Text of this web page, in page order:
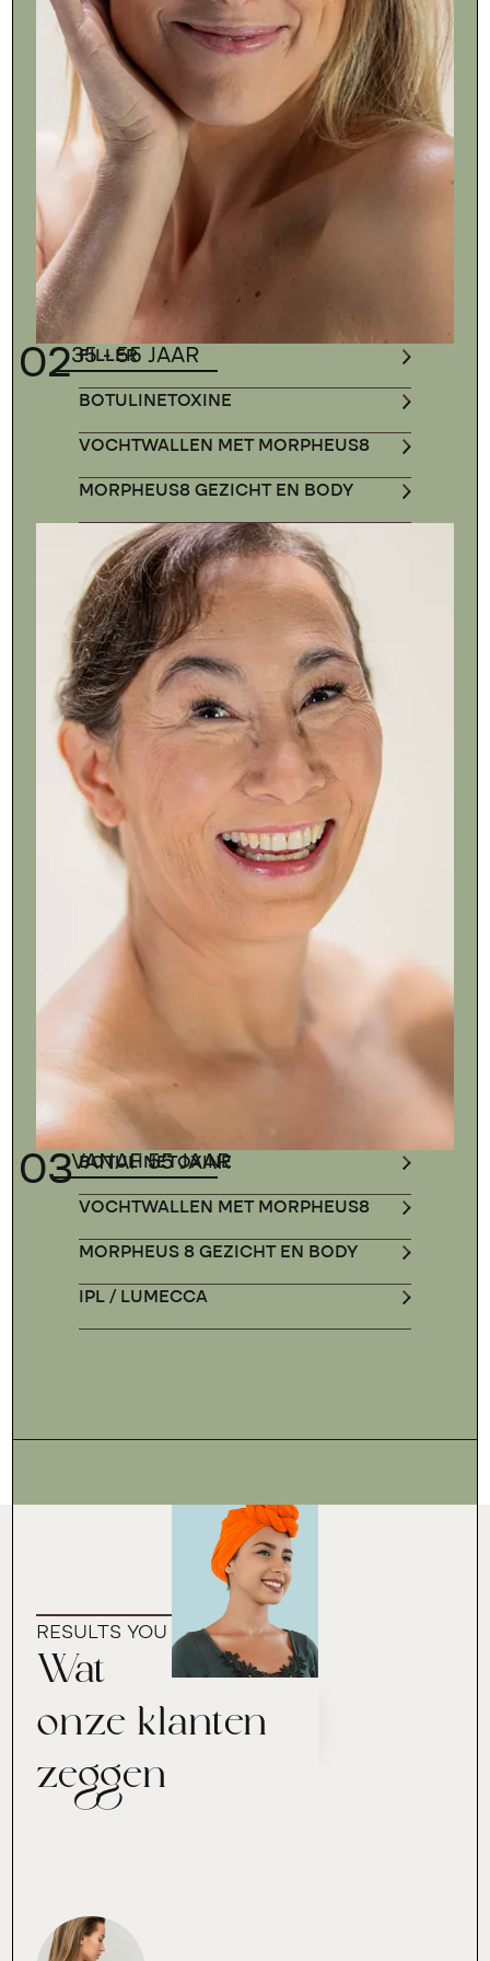
0235 - 55 JAAR
FILLER
BOTULINETOXINE
VOCHTWALLEN MET MORPHEUS8
MORPHEUS8 GEZICHT EN BODY
03VANAF 55 JAAR
BOTULINETOXINE
VOCHTWALLEN MET MORPHEUS8
MORPHEUS 8 GEZICHT EN BODY
IPL / LUMECCA
RESULTS YOU CAN TRUST
Wat
onze klanten
zeggen